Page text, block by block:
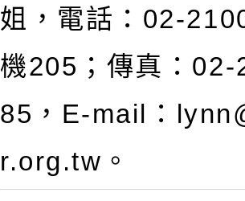
姐，電話：02-
機205；傳真：
85，E-mail：
r.org.tw。